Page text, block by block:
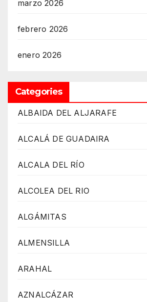
marzo 2026
febrero 2026
enero 2026
Categories
ALBAIDA DEL ALJARAFE
ALCALÁ DE GUADAIRA
ALCALA DEL RÍO
ALCOLEA DEL RIO
ALGÁMITAS
ALMENSILLA
ARAHAL
AZNALCÁZAR